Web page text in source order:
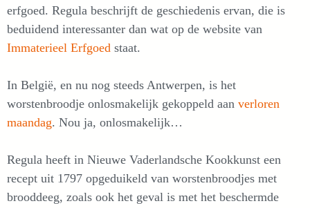
erfgoed. Regula beschrijft de geschiedenis ervan, die is
beduidend interessanter dan wat op de website van
Immaterieel Erfgoed staat.
In België, en nu nog steeds Antwerpen, is het
worstenbroodje onlosmakelijk gekoppeld aan verloren
maandag. Nou ja, onlosmakelijk…
Regula heeft in Nieuwe Vaderlandsche Kookkunst een
recept uit 1797 opgeduikeld van worstenbroodjes met
brooddeeg, zoals ook het geval is met het beschermde